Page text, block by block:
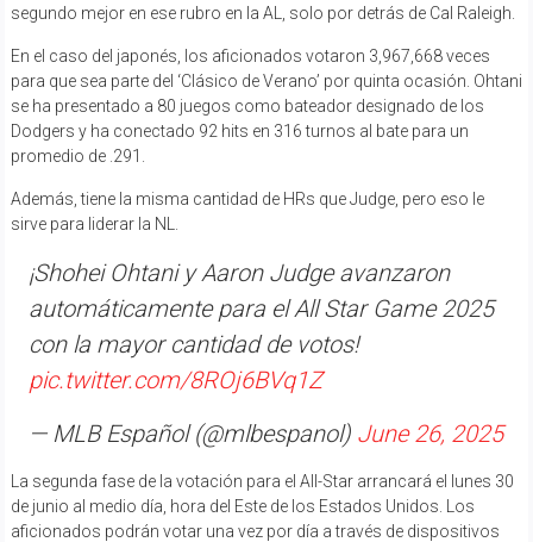
segundo mejor en ese rubro en la AL, solo por detrás de Cal Raleigh.
En el caso del japonés, los aficionados votaron 3,967,668 veces
para que sea parte del ‘Clásico de Verano’ por quinta ocasión. Ohtani
se ha presentado a 80 juegos como bateador designado de los
Dodgers y ha conectado 92 hits en 316 turnos al bate para un
promedio de .291.
Además, tiene la misma cantidad de HRs que Judge, pero eso le
sirve para liderar la NL.
¡Shohei Ohtani y Aaron Judge avanzaron
automáticamente para el All Star Game 2025
con la mayor cantidad de votos!
pic.twitter.com/8ROj6BVq1Z
— MLB Español (@mlbespanol) June 26, 2025
La segunda fase de la votación para el All-Star arrancará el lunes 30
de junio al medio día, hora del Este de los Estados Unidos. Los
aficionados podrán votar una vez por día a través de dispositivos